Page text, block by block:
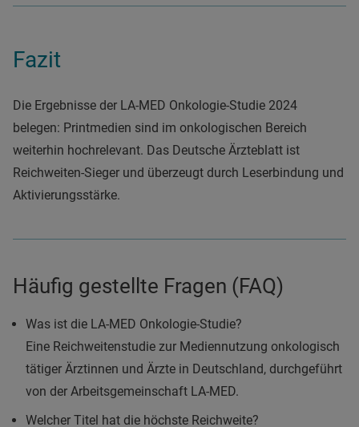
Fazit
Die Ergebnisse der LA-MED Onkologie-Studie 2024
belegen: Printmedien sind im onkologischen Bereich
weiterhin hochrelevant. Das Deutsche Ärzteblatt ist
Reichweiten-Sieger und überzeugt durch Leserbindung und
Aktivierungsstärke.
Häufig gestellte Fragen (FAQ)
Was ist die LA-MED Onkologie-Studie?
Eine Reichweitenstudie zur Mediennutzung onkologisch
tätiger Ärztinnen und Ärzte in Deutschland, durchgeführt
von der Arbeitsgemeinschaft LA-MED.
Welcher Titel hat die höchste Reichweite?